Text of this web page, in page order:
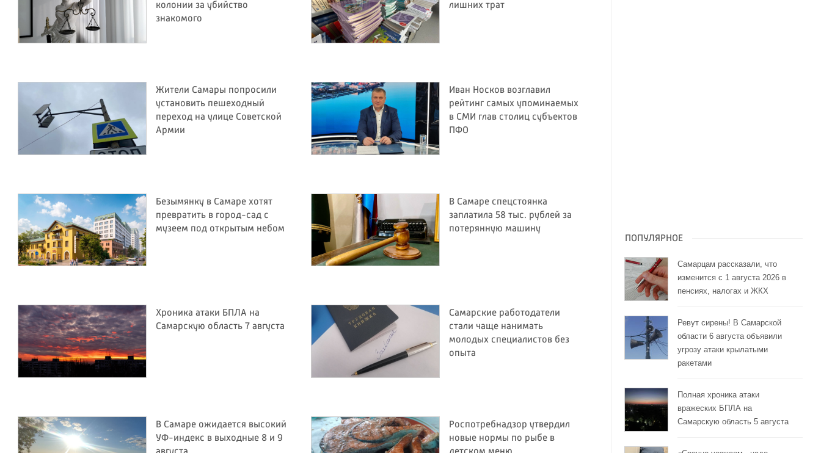
колонии за убийство
знакомого
лишних трат
Жители Самары попросили
установить пешеходный
переход на улице Советской
Армии
Иван Носков возглавил
рейтинг самых упоминаемых
в СМИ глав столиц субъектов
ПФО
Безымянку в Самаре хотят
превратить в город-сад с
музеем под открытым небом
В Самаре спецстоянка
заплатила 58 тыс. рублей за
потерянную машину
Хроника атаки БПЛА на
Самарскую область 7 августа
Самарские работодатели
стали чаще нанимать
молодых специалистов без
опыта
В Самаре ожидается высокий
УФ-индекс в выходные 8 и 9
Роспотребнадзор утвердил
новые нормы по рыбе в
ПОПУЛЯРНОЕ
Самарцам рассказали, что
изменится с 1 августа 2026 в
пенсиях, налогах и ЖКХ
Ревут сирены! В Самарской
области 6 августа объявили
угрозу атаки крылатыми
ракетами
Полная хроника атаки
вражеских БПЛА на
Самарскую область 5 августа